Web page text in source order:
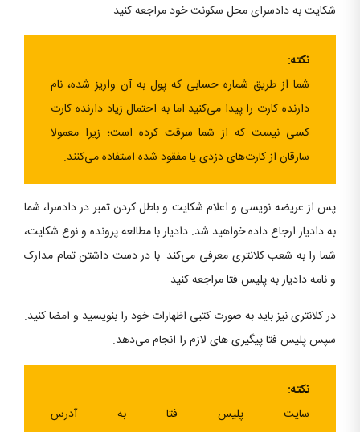
شکایت به دادسرای محل سکونت خود مراجعه کنید.
نکته:
شما از طریق شماره حسابی که پول به آن واریز شده، نام
دارنده کارت را پیدا می‌کنید اما به احتمال زیاد دارنده کارت
کسی نیست که از شما سرقت کرده است؛ زیرا معمولا
سارقان از کارت‌های دزدی یا مفقود شده استفاده می‌کنند.
پس از عریضه نویسی و اعلام شکایت و باطل کردن تمبر در دادسرا، شما
به دادیار ارجاع داده خواهید شد. دادیار با مطالعه پرونده و نوع شکایت،
شما را به شعب کلانتری معرفی می‌کند. با در دست داشتن تمام مدارک
و نامه دادیار به پلیس فتا مراجعه کنید.
در کلانتری نیز باید به صورت کتبی اظهارات خود را بنویسید و امضا کنید.
سپس پلیس فتا پیگیری های لازم را انجام می‌دهد.
نکته:
سایت پلیس فتا به آدرس